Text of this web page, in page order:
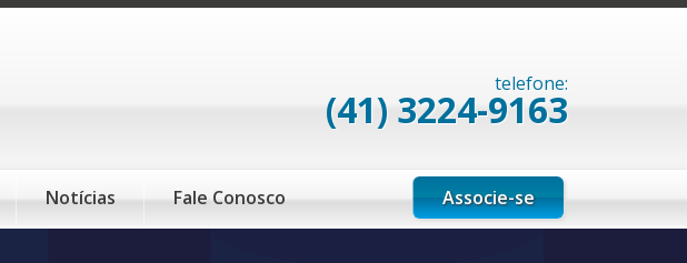
telefone:
(41) 3224-9163
Notícias Fale Conosco Associe-se